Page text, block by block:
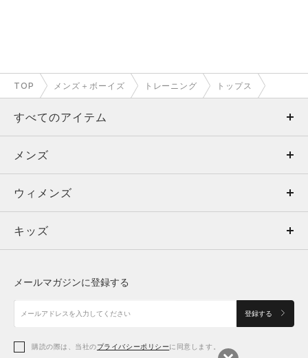
TOP メンズ＋ボーイズ トレーニング トップス
すべてのアイテム
メンズ
ウィメンズ
キッズ
アクセサリー
メンズ
トップス
ボトムス
アクセサリー
ウィメンズ
トップス
シューズ
アクセサリー
キッズ
シューズ
メールマガジンに登録する
登録する
購読の際は、当社のプライバシーポリシーに同意します。